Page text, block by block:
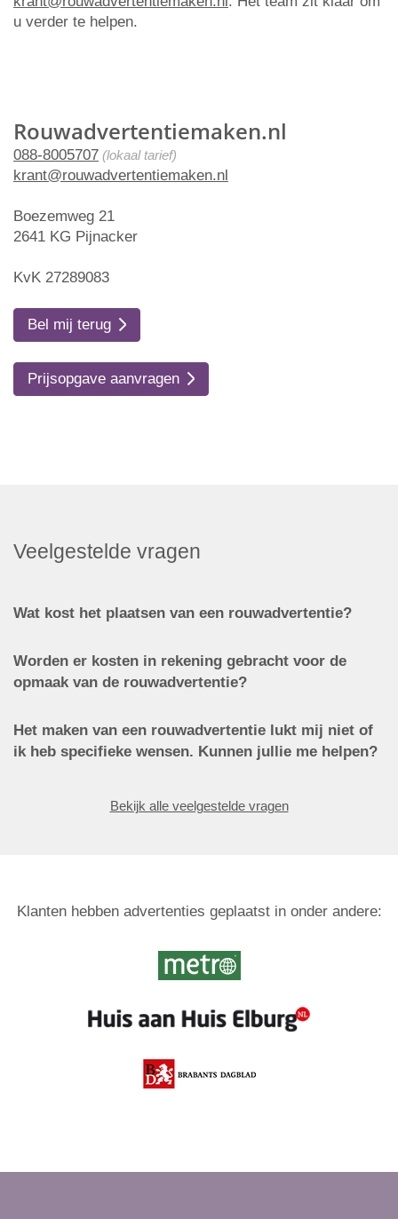
Rouwadvertentiemaken.nl
088-8005707 (lokaal tarief)
krant@rouwadvertentiemaken.nl
Boezemweg 21
2641 KG Pijnacker
KvK 27289083
Bel mij terug
Prijsopgave aanvragen
u verder te helpen.
Veelgestelde vragen
Wat kost het plaatsen van een rouwadvertentie?
Worden er kosten in rekening gebracht voor de
opmaak van de rouwadvertentie?
Het maken van een rouwadvertentie lukt mij niet of
ik heb specifieke wensen. Kunnen jullie me helpen?
Bekijk alle veelgestelde vragen
Klanten hebben advertenties geplaatst in onder andere: